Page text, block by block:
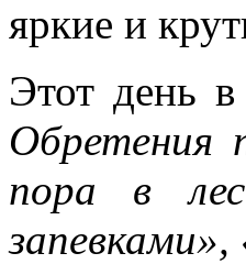
яркие и
Этот день
Обретения
пора в